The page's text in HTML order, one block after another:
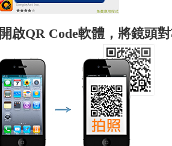
開啟QR Code軟體，將鏡頭